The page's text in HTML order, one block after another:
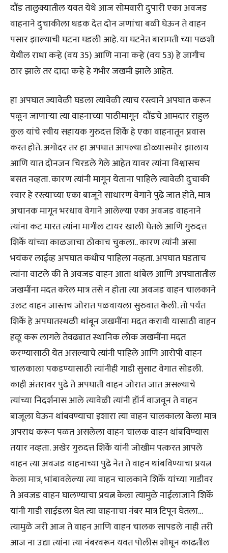
दौंड तालुक्यातील यवत येथे आज सोमवारी दुपारी एका अवजड
वाहनाने दुचाकीला धडक देत दोन जणांचा बळी घेऊन ते वाहन
पसार झाल्याची घटना घडली आहे. या घटनेत बारामती च्या पळशी
येथील राधा कऱ्हे (वय 35) आणि नाना कऱ्हे (वय 53) हे जागीच
ठार झाले तर दादा कऱ्हे हे गंभीर जखमी झाले आहेत.
हा अपघात ज्यावेळी घडला त्यावेळी त्याच रस्त्याने अपघात करून
पळून जाणाऱ्या त्या वाहनाच्या पाठीमागून दौंडचे आमदार राहुल
कुल यांचे स्वीय सहायक गुरुदत्त शिर्के हे एका वाहनातून प्रवास
करत होते. अगोदर तर हा अपघात आपल्या डोळ्यासमोर झालाय
आणि यात दोनजन चिरडले गेले आहेत यावर त्यांना विश्वासच
बसत नव्हता. कारण त्यांनी मागून येताना पाहिले त्यावेळी दुचाकी
स्वार हे रस्त्याच्या एका बाजूने साधारण वेगाने पुढे जात होते, मात्र
अचानक मागून भरधाव वेगाने आलेल्या एका अवजड वाहनाने
त्यांना कट मारत त्यांना मागील टायर खाली घेतले आणि गुरुदत्त
शिर्के यांच्या काळजाचा ठोकाच चुकला.. कारण त्यांनी असा
भयंकर लाईव्ह अपघात कधीच पाहिला नव्हता. अपघात घडताच
त्यांना वाटले की ते अवजड वाहन आता थांबेल आणि अपघातातील
जखमींना मदत करेल मात्र तसे न होता त्या अवजड वाहन चालकाने
उलट वाहन जास्तच जोरात पळवायला सुरुवात केली. तो पर्यंत
शिर्के हे अपघातस्थळी थांबून जखमींना मदत करावी यासाठी वाहन
हळू करू लागले तेवढ्यात स्थानिक लोक जखमींना मदत
करण्यासाठी येत असल्याचे त्यांनी पाहिले आणि आरोपी वाहन
चालकाला पकडण्यासाठी त्यांनीही गाडी सुसाट वेगात सोडली.
काही अंतरावर पुढे ते अपघाती वाहन जोरात जात असल्याचे
त्यांच्या निदर्शनास आले त्यावेळी त्यांनी हॉर्न वाजवून ते वाहन
बाजूला घेऊन थांबवण्याचा इशारा त्या वाहन चालकाला केला मात्र
अपराध करून पळत असलेला वाहन चालक वाहन थांबविण्यास
तयार नव्हता. अखेर गुरुदत्त शिर्के यांनी जोखीम पत्करत आपले
वाहन त्या अवजड वाहनाच्या पुढे नेत ते वाहन थांबविण्याचा प्रयत्न
केला मात्र, भांबावलेल्या त्या वाहन चालकाने शिर्के यांच्या गाडीवर
ते अवजड वाहन घालण्याचा प्रयत्न केला त्यामुळे नाईलाजाने शिर्के
यांनी गाडी साईडला घेत त्या वाहनाचा नंबर मात्र टिपून घेतला…
त्यामुळे जरी आज ते वाहन आणि वाहन चालक सापडले नाही तरी
आज ना उद्या त्यांना त्या नंबरवरून यवत पोलीस शोधून काढतील